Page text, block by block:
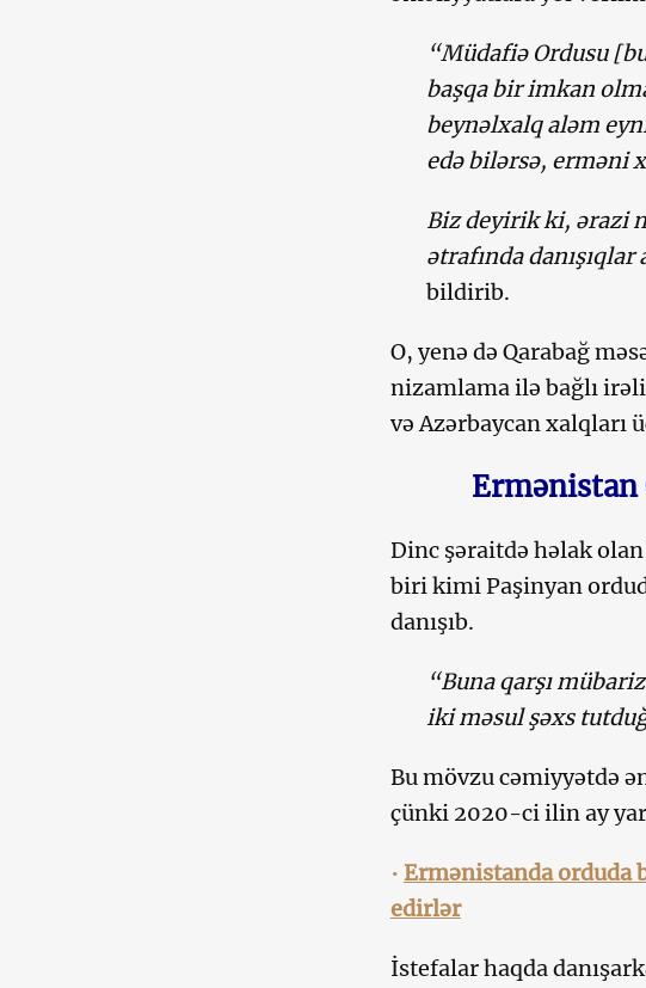
“Müdafiə Ordusu
başqa bir imkan
beynəlxalq aləm
edə bilərsə, erməni
Biz deyirik ki, ərazi
ətrafında danışıqlar
bildirib.
O, yenə də Qarabağ
nizamlama ilə bağlı
və Azərbaycan xalqları
Ermənistan
Dinc şəraitdə həlak
biri kimi Paşinyan
danışıb.
“Buna qarşı
iki məsul şəxs
Bu mövzu cəmiyyətdə
çünki 2020-ci ilin ay
• Ermənistanda orduda
edirlər
İstefalar haqda